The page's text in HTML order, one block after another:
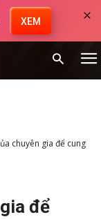
XEM ×
chuyên gia để cung
để